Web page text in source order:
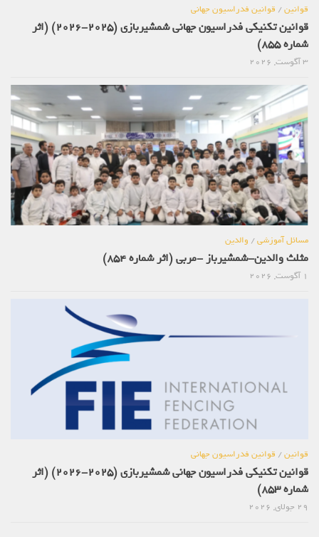
قوانین/ قوانین فدراسیون جهانی
قوانین تکنیکی فدراسیون جهانی شمشیربازی (2025-2026) (اثر
شماره 855)
3 آگوست, 2026
مسائل آموزشی/ والدین
مثلث والدین-شمشیرباز -مربی (اثر شماره 854)
1 آگوست, 2026
قوانین/ قوانین فدراسیون جهانی
قوانین تکنیکی فدراسیون جهانی شمشیربازی (2025-2026) (اثر
شماره 853)
29 جولای, 2026